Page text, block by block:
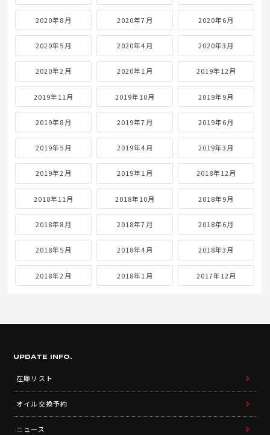
2020年8月 2020年7月 2020年6月
2020年5月 2020年4月 2020年3月
2020年2月 2020年1月 2019年12月
2019年11月 2019年10月 2019年9月
2019年8月 2019年7月 2019年6月
2019年5月 2019年4月 2019年3月
2019年2月 2019年1月 2018年12月
2018年11月 2018年10月 2018年9月
2018年8月 2018年7月 2018年6月
2018年5月 2018年4月 2018年3月
2018年2月 2018年1月 2017年12月
UPDATE INFO.
在庫リスト
オイル交換予約
ニュース